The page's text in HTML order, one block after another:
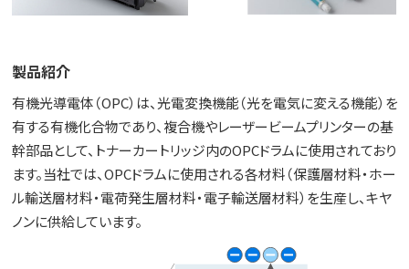
製品紹介
有機光導電体（OPC）は、光電変換機能（光を電気に変える機能）を
有する有機化合物であり、複合機やレーザービームプリンターの基
幹部品として、トナーカートリッジ内のOPCドラムに使用されており
ます。当社では、OPCドラムに使用される各材料（保護層材料・ホー
ル輸送層材料・電荷発生層材料・電子輸送層材料）を生産し、キヤ
ノンに供給しています。